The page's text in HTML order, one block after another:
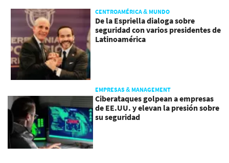
CENTROAMÉRICA & MUNDO
De la Espriella dialoga sobre
seguridad con varios presidentes de
Latinoamérica
EMPRESAS & MANAGEMENT
Ciberataques golpean a empresas
de EE.UU. y elevan la presión sobre
su seguridad